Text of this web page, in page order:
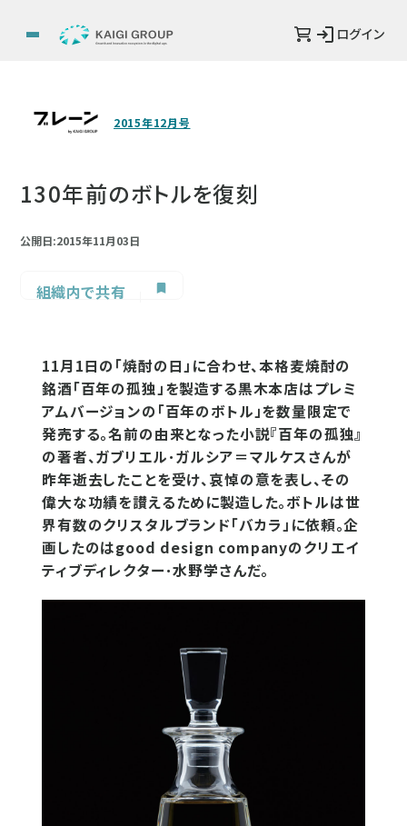
ログイン
2015年12月号
130年前のボトルを復刻
公開日:2015年11月03日
組織内で共有
11月1日の「焼酎の日」に合わせ、本格麦焼酎の
銘酒「百年の孤独」を製造する黒木本店はプレミ
アムバージョンの「百年のボトル」を数量限定で
発売する。名前の由来となった小説『百年の孤独』
の著者、ガブリエル･ガルシア＝マルケスさんが
昨年逝去したことを受け、哀悼の意を表し、その
偉大な功績を讃えるために製造した。ボトルは世
界有数のクリスタルブランド「バカラ」に依頼。企
画したのはgood design companyのクリエイ
ティブディレクター･水野学さんだ。